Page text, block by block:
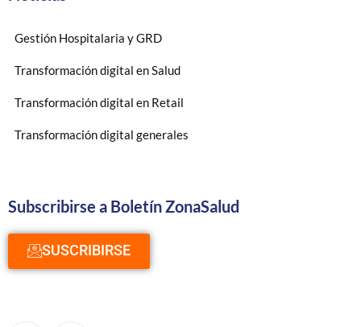
Gestión Hospitalaria y GRD
Transformación digital en Salud
Transformación digital en Retail
Transformación digital generales
Subscribirse a Boletín ZonaSalud
SUSCRIBIRSE